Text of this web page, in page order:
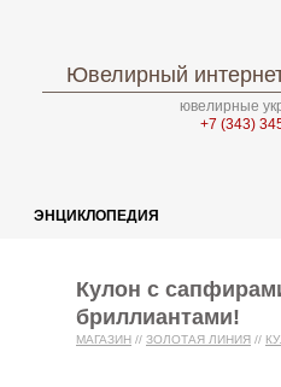
Ювелирный
ювелирные
+7 (343)
ЭНЦИКЛОПЕДИЯ
Кулон с
бриллиантами!
МАГАЗИН // ЗОЛОТАЯ ЛИНИЯ //